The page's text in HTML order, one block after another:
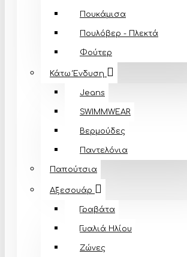
Πουκάμισα
Πουλόβερ - Πλεκτά
Φούτερ
Κάτω Ένδυση
Jeans
SWIMMWEAR
Βερμούδες
Παντελόνια
Παπούτσια
Αξεσουάρ
Γραβάτα
Γυαλιά Ηλίου
Ζώνες